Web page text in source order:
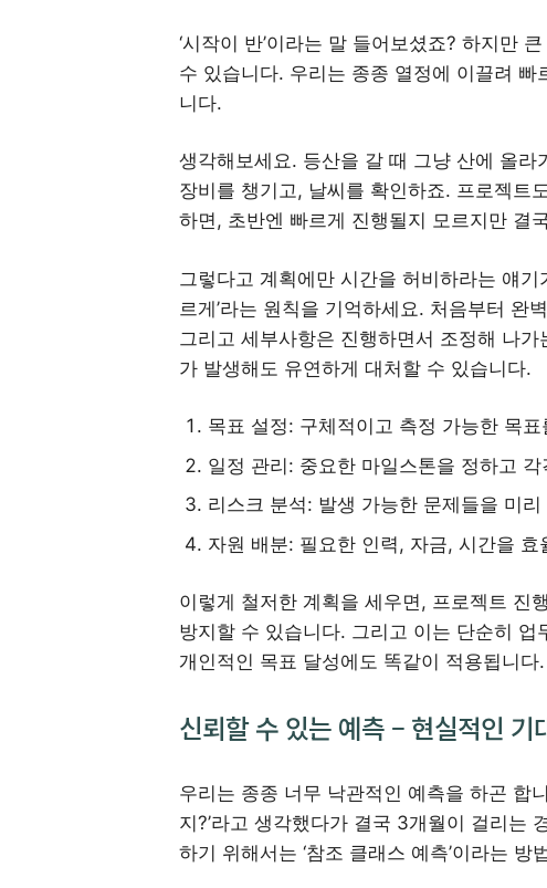
‘시작이 반’이라는 말 들어보셨죠? 하지만
수 있습니다. 우리는 종종 열정에 이끌려
니다.
생각해보세요. 등산을 갈 때 그냥 산에 올
장비를 챙기고, 날씨를 확인하죠. 프로젝트
하면, 초반엔 빠르게 진행될지 모르지만 결
그렇다고 계획에만 시간을 허비하라는 얘
르게’라는 원칙을 기억하세요. 처음부터 완
그리고 세부사항은 진행하면서 조정해 나
가 발생해도 유연하게 대처할 수 있습니다.
목표 설정: 구체적이고 측정 가능한 목표
일정 관리: 중요한 마일스톤을 정하고
리스크 분석: 발생 가능한 문제들을 미
자원 배분: 필요한 인력, 자금, 시간을 효
이렇게 철저한 계획을 세우면, 프로젝트 진
방지할 수 있습니다. 그리고 이는 단순히 업
개인적인 목표 달성에도 똑같이 적용됩니다.
신뢰할 수 있는 예측 – 현실적인 기
우리는 종종 너무 낙관적인 예측을 하곤 합
지?’라고 생각했다가 결국 3개월이 걸리는
하기 위해서는 ‘참조 클래스 예측’이라는 방